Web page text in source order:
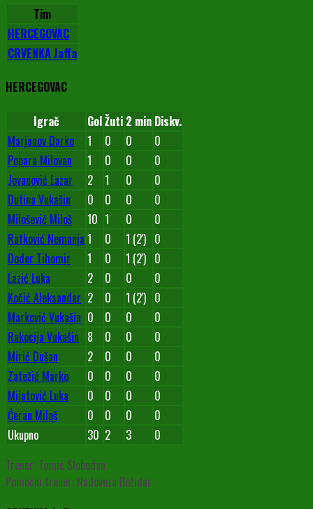
Tim
HERCEGOVAC
CRVENKA Jaffa
HERCEGOVAC
Igrač GolŽuti 2 min Diskv.
Marjanov Darko
1 0 0
0
Popara Milovan
1 0 0
0
Jovanović Lazar
2 1 0
0
Dutina Vukašin
0 0 0
0
Milošević Miloš
10 1 0
0
Ratković Nemanja 1 0 1 (2') 0
Doder Tihomir
1 0 1 (2') 0
Lazić Luka
2 0 0
0
Kočić Aleksandar 2 0 1 (2') 0
Marković Vukašin 0 0 0
0
Rakocija Vukašin 8 0 0
0
Mirić Dušan
2 0 0
0
Zatežić Marko
0 0 0
0
Mijatović Luka
0 0 0
0
Ćeran Miloš
0 0 0
0
Ukupno
30 2 3
0
Trener: Tomić Slobodan
Pomoćni trener: Nadoveza Božidar